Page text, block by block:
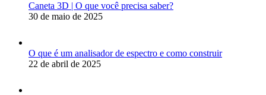
Caneta 3D | O que você precisa saber?
30 de maio de 2025
O que é um analisador de espectro e como construir
22 de abril de 2025